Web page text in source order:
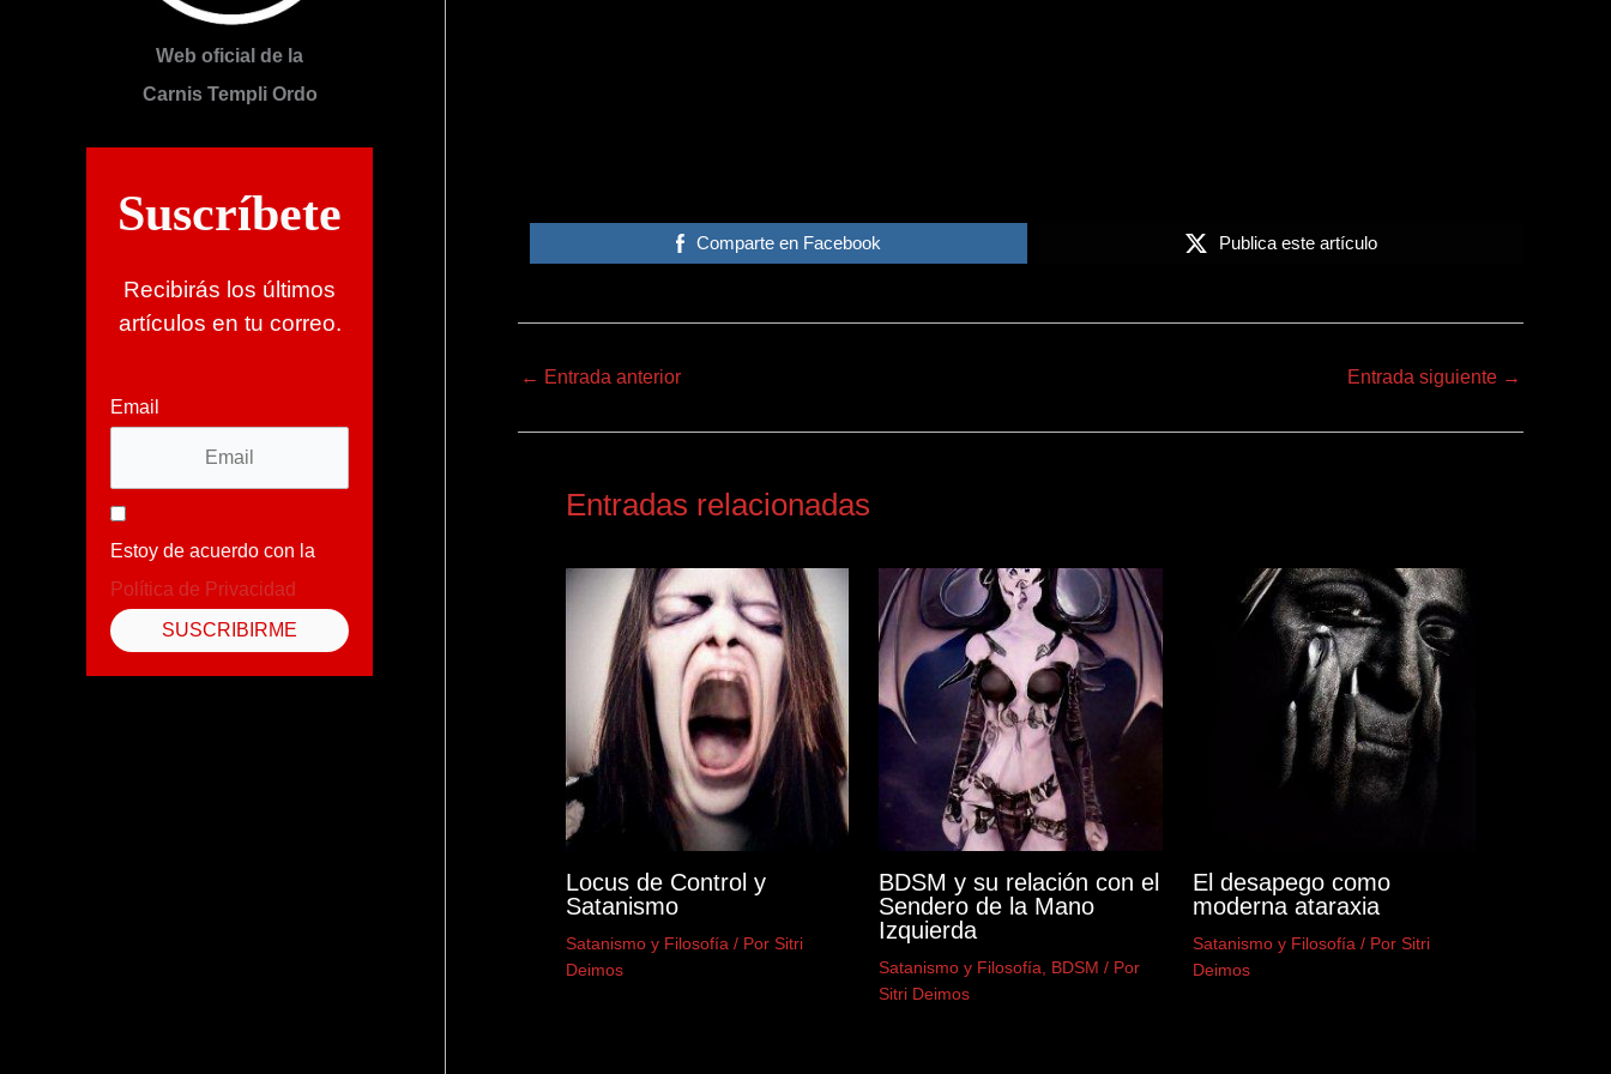
Web oficial de la
Carnis Templi Ordo
Suscríbete
Recibirás los últimos
artículos en tu correo.
Email
Estoy de acuerdo con la
Política de Privacidad
Comparte en Facebook Publica este artículo
← Entrada anterior Entrada siguiente →
Entradas relacionadas
Locus de Control y
Satanismo
Satanismo y Filosofía / Por Sitri
Deimos
BDSM y su relación con el
Sendero de la Mano
Izquierda
Satanismo y Filosofía, BDSM / Por
Sitri Deimos
El desapego como
moderna ataraxia
Satanismo y Filosofía/ Por Sitri
Deimos